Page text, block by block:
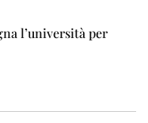
l’università per